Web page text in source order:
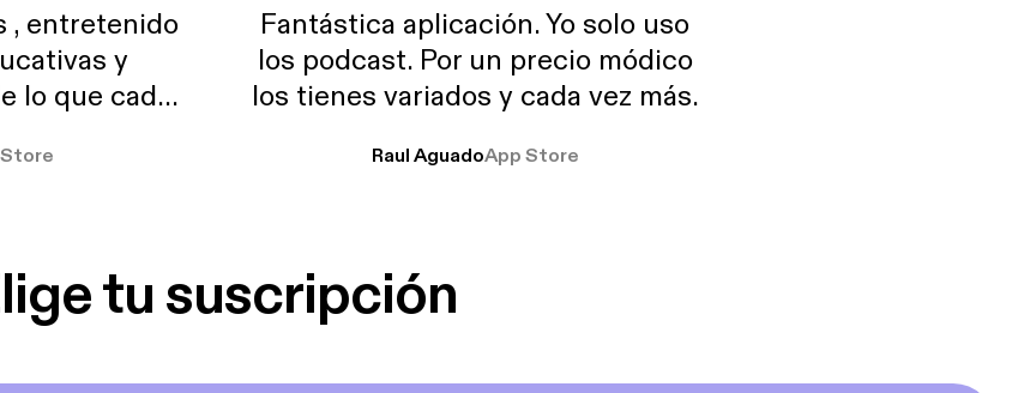
, entretenido
y
lo que cada
horas
Fantástica aplicación. Yo solo uso
los podcast. Por un precio módico
los tienes variados y cada vez más.
Raul AguadoApp Store
tu suscripción